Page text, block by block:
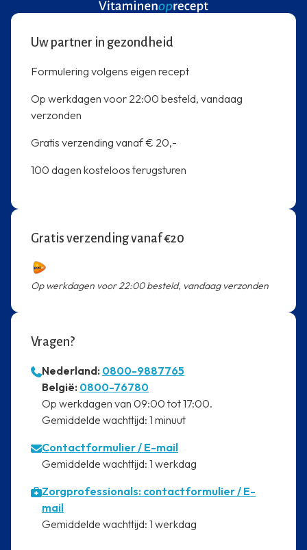
Uw partner in gezondheid
Formulering volgens eigen recept
Op werkdagen voor 22:00 besteld, vandaag
verzonden
Gratis verzending vanaf € 20,-
100 dagen kosteloos terugsturen
Gratis verzending vanaf €20
Op werkdagen voor 22:00 besteld, vandaag verzonden
Vragen?
Nederland: 0800-9887765
⁠België: 0800-76780
⁠Op werkdagen van 09:00 tot 17:00.
⁠Gemiddelde wachttijd: 1 minuut
Contactformulier/ E-mail
⁠Gemiddelde wachttijd: 1 werkdag
Zorgprofessionals: contactformulier / E-
mail
⁠Gemiddelde wachttijd: 1 werkdag